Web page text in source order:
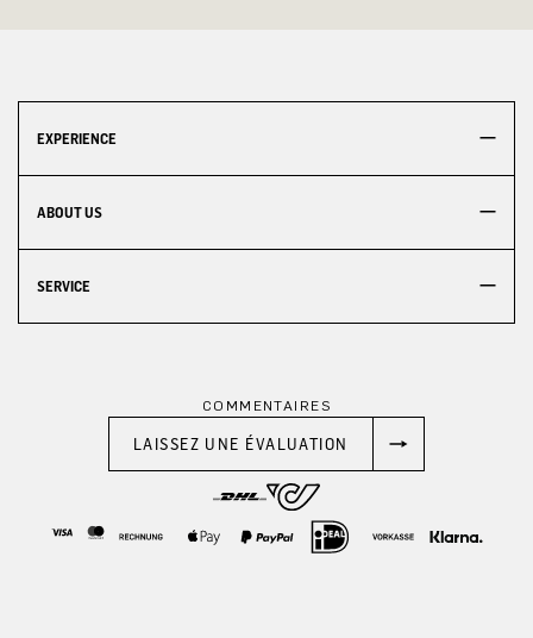
EXPERIENCE
ABOUT US
SERVICE
COMMENTAIRES
LAISSEZ UNE ÉVALUATION